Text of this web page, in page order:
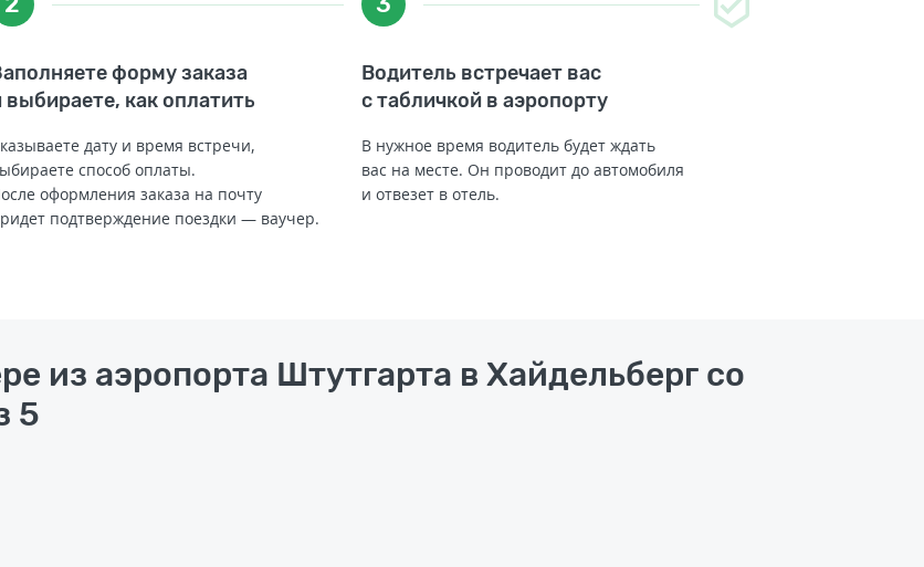
форму заказа
выбираете, как оплатить
дату и время встречи,
способ оплаты.
оформления заказа на почту
подтверждение поездки — ваучер.
Водитель встречает вас
с табличкой в аэропорту
В нужное время водитель будет ждать
вас на месте. Он проводит до автомобиля
и отвезет в отель.
из аэропорта Штутгарта в Хайдельберг со
5